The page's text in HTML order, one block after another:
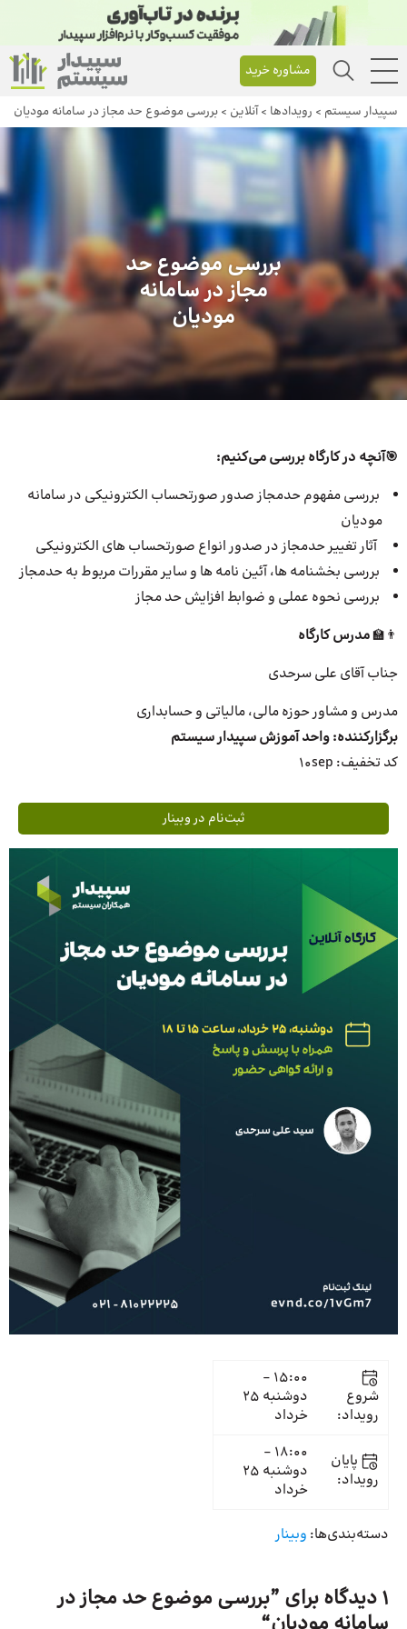
مشاوره خرید
سپیدار سیستم > رویداد‌ها >آنلاین > بررسی موضوع حد مجاز در سامانه مودیان
بررسی موضوع حد
مجاز در سامانه
مودیان
🎯آنچه در کارگاه بررسی می‌کنیم:
بررسی مفهوم حدمجاز صدور صورتحساب الکترونیکی در سامانه
مودیان
آثار تغییر حدمجاز در صدور انواع صورتحساب های الکترونیکی
بررسی بخشنامه ها، آئین نامه ها و سایر مقررات مربوط به حدمجاز
بررسی نحوه عملی و ضوابط افزایش حد مجاز
👨‍🏫مدرس کارگاه
جناب آقای علی سرحدی
مدرس و مشاور حوزه مالی، مالیاتی و حسابداری
برگزار‌کننده: واحد آموزش سپیدار سیستم
کد تخفیف: 10sep
ثبت‌نام در وبینار
شروع
رویداد:
15:00 -
دوشنبه 25
خرداد
پایان
رویداد:
18:00 -
دوشنبه 25
خرداد
دسته‌بندی‌ها: وبینار
1 دیدگاه برای ”
بررسی موضوع حد مجاز در